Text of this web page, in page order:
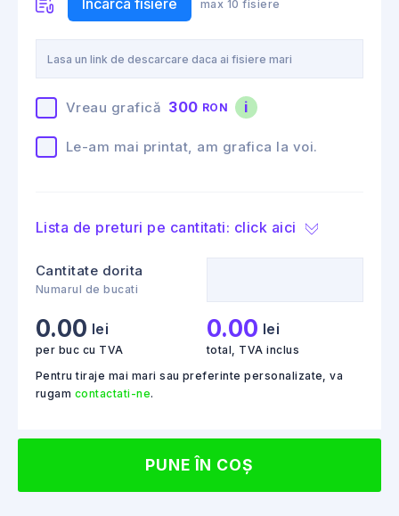
Incarca fisiere max 10 fisiere
Vreau grafică 300 RON i
Le-am mai printat, am grafica la voi.
Lista de preturi pe cantitati: click aici
Cantitate dorita
Numarul de bucati
0.00 lei
per buc cu TVA
0.00 lei
total, TVA inclus
Pentru tiraje mai mari sau preferinte personalizate, va
rugam contactati-ne.
PUNE ÎN COȘ